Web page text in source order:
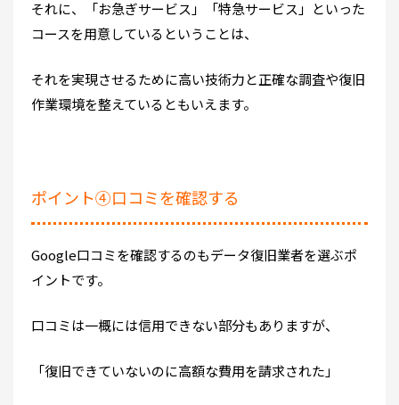
それに、「お急ぎサービス」「特急サービス」といった
コースを用意しているということは、
それを実現させるために高い技術力と正確な調査や復旧
作業環境を整えているともいえます。
ポイント④口コミを確認する
Google口コミを確認するのもデータ復旧業者を選ぶポ
イントです。
口コミは一概には信用できない部分もありますが、
「復旧できていないのに高額な費用を請求された」